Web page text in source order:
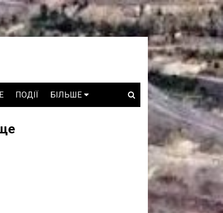
ПОДІЇ БІЛЬШЕ